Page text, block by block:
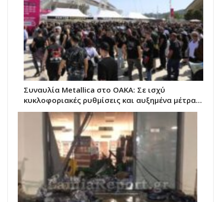
Συναυλία Metallica στο ΟΑΚΑ: Σε ισχύ
κυκλοφοριακές ρυθμίσεις και αυξημένα μέτρα…